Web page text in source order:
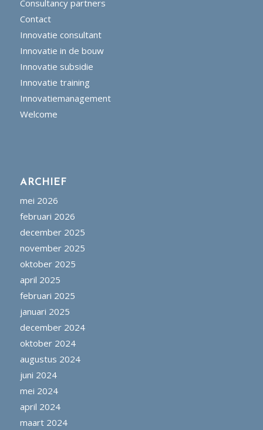
Consultancy partners
Contact
Innovatie consultant
Innovatie in de bouw
Innovatie subsidie
Innovatie training
Innovatiemanagement
Welcome
ARCHIEF
mei 2026
februari 2026
december 2025
november 2025
oktober 2025
april 2025
februari 2025
januari 2025
december 2024
oktober 2024
augustus 2024
juni 2024
mei 2024
april 2024
maart 2024